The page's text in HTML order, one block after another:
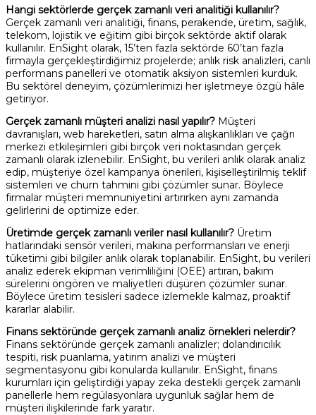
Hangi sektörlerde gerçek zamanlı veri analitiği kullanılır?
Gerçek zamanlı veri analitiği, finans, perakende, üretim, sağlık,
telekom, lojistik ve eğitim gibi birçok sektörde aktif olarak
kullanılır. EnSight olarak, 15’ten fazla sektörde 60’tan fazla
firmayla gerçekleştirdiğimiz projelerde; anlık risk analizleri, canlı
performans panelleri ve otomatik aksiyon sistemleri kurduk.
Bu sektörel deneyim, çözümlerimizi her işletmeye özgü hâle
getiriyor.
Gerçek zamanlı müşteri analizi nasıl yapılır? Müşteri
davranışları, web hareketleri, satın alma alışkanlıkları ve çağrı
merkezi etkileşimleri gibi birçok veri noktasından gerçek
zamanlı olarak izlenebilir. EnSight, bu verileri anlık olarak analiz
edip, müşteriye özel kampanya önerileri, kişiselleştirilmiş teklif
sistemleri ve churn tahmini gibi çözümler sunar. Böylece
firmalar müşteri memnuniyetini artırırken aynı zamanda
gelirlerini de optimize eder.
Üretimde gerçek zamanlı veriler nasıl kullanılır? Üretim
hatlarındaki sensör verileri, makina performansları ve enerji
tüketimi gibi bilgiler anlık olarak toplanabilir. EnSight, bu verileri
analiz ederek ekipman verimliliğini (OEE) artıran, bakım
sürelerini öngören ve maliyetleri düşüren çözümler sunar.
Böylece üretim tesisleri sadece izlemekle kalmaz, proaktif
kararlar alabilir.
Finans sektöründe gerçek zamanlı analiz örnekleri nelerdir?
Finans sektöründe gerçek zamanlı analizler; dolandırıcılık
tespiti, risk puanlama, yatırım analizi ve müşteri
segmentasyonu gibi konularda kullanılır. EnSight, finans
kurumları için geliştirdiği yapay zeka destekli gerçek zamanlı
panellerle hem regülasyonlara uygunluk sağlar hem de
müşteri ilişkilerinde fark yaratır.